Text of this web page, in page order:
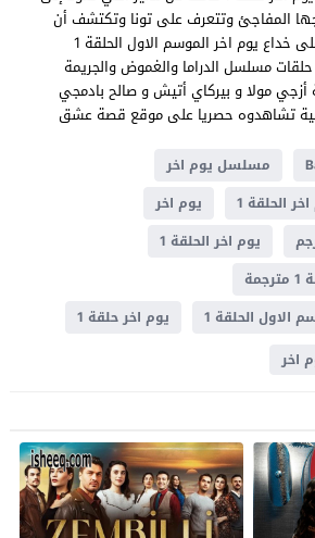
المفاجئ وتتعرف على تونا وتكتشف أن
زواجها قد يكون مبنيًا على خداع يوم اخر الموسم الاول الحلقة 1
مسلسل الدراما والغموض والجريمة
اخر 1 بطولة أزجي مولا و بيركاي أتيش و صالح بادمجي
مسلسل يوم اخر
الحلقة 1
يوم اخر
يوم اخر الحلقة 1
الاول الحلقة 1
يوم اخر حلقة 1
اخر